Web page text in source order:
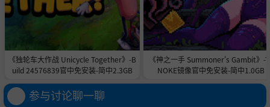
《独轮车大作战 Unicycle Together》-B
uild 24576839官中免安装-简中2.3GB
《神之一手 Summoner's Gambit》-
NOKE镜像官中免安装-简中1.0GB
参与讨论聊一聊